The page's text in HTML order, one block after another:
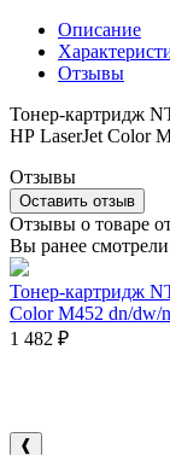
Описание
Отзывы
Тонер-картридж
НР LaserJet Color
Отзывы
Оставить отзыв
Отзывы о товаре
Вы ранее смотрели
Тонер-картридж
Color M452 dn/
1 482 ₽
❰